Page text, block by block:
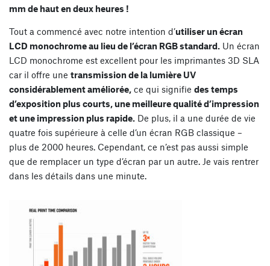
mm de haut en deux heures !
Tout a commencé avec notre intention d’utiliser un écran
LCD monochrome au lieu de l’écran RGB standard. Un écran
LCD monochrome est excellent pour les imprimantes 3D SLA
car il offre une transmission de la lumière UV
considérablement améliorée, ce qui signifie des temps
d’exposition plus courts, une meilleure qualité d’impression
et une impression plus rapide. De plus, il a une durée de vie
quatre fois supérieure à celle d’un écran RGB classique –
plus de 2000 heures. Cependant, ce n’est pas aussi simple
que de remplacer un type d’écran par un autre. Je vais rentrer
dans les détails dans une minute.